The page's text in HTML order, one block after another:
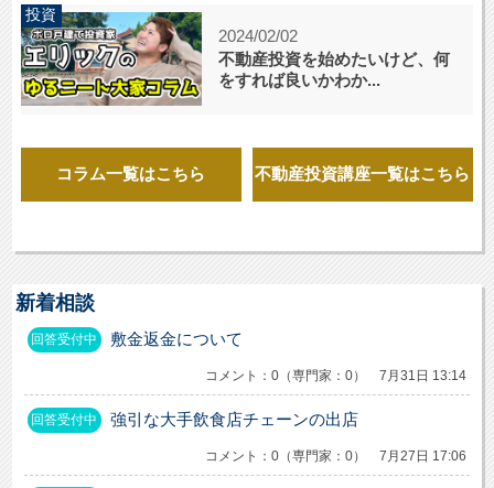
投資
2024/02/02
不動産投資を始めたいけど、何
をすれば良いかわか...
コラム一覧はこちら 不動産投資講座一覧はこちら
新着相談
回答受付中 敷金返金について
コメント：0（専門家：0） 7月31日 13:14
回答受付中 強引な大手飲食店チェーンの出店
コメント：0（専門家：0） 7月27日 17:06